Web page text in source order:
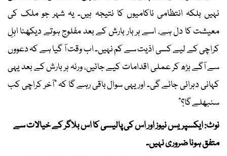
نہیں بلکہ انتظامی ناکامیوں کا نتیجہ ہیں۔ یہ شہر جو ملک کی
معیشت کا دل ہے، اسے ہر بار بارش کے بعد مفلوج ہوتے دیکھنا اہلِ
کراچی کے لیے کسی اذیت سے کم نہیں۔ اب وقت آ گیا ہے کہ دعووں
سے آگے بڑھ کر عملی اقدامات کیے جائیں، ورنہ ہر بارش کے بعد یہی
کہانی دہرائی جائے گی۔ اور یہی سوال باقی رہے گا کہ "آخر کراچی کب
سنبھلے گا؟"
نوٹ: ایکسپریس نیوز اور اس کی پالیسی کا اس بلاگر کے خیالات سے
متفق ہونا ضروری نہیں۔